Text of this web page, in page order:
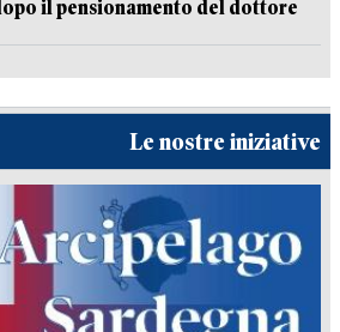
il pensionamento del dottore
Le nostre iniziative